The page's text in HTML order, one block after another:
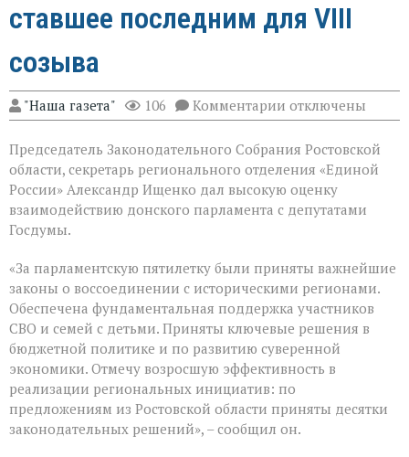
ставшее последним для VIII
созыва
"Наша газета" 106 Комментарии к
записи
Государственной
Думе
состоялось
заключительное
сессии,
ставшее
последним
для
VIII
созыва
отключены
Председатель Законодательного Собрания Ростовской
области, секретарь регионального отделения «Единой
России» Александр Ищенко дал высокую оценку
взаимодействию донского парламента с депутатами
Госдумы.
«За парламентскую пятилетку были приняты важнейшие
законы о воссоединении с историческими регионами.
Обеспечена фундаментальная поддержка участников
СВО и семей с детьми. Приняты ключевые решения в
бюджетной политике и по развитию суверенной
экономики. Отмечу возросшую эффективность в
реализации региональных инициатив: по
предложениям из Ростовской области приняты десятки
законодательных решений», – сообщил он.